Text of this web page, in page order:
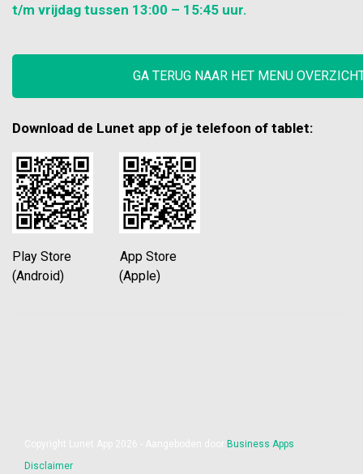
t/m vrijdag tussen 13:00 – 15:45 uur.
GA TERUG NAAR HET MENU
Download de Lunet app of je telefoon of tablet:
Play Store App Store
(Android) (Apple)
Business Apps
Disclaimer